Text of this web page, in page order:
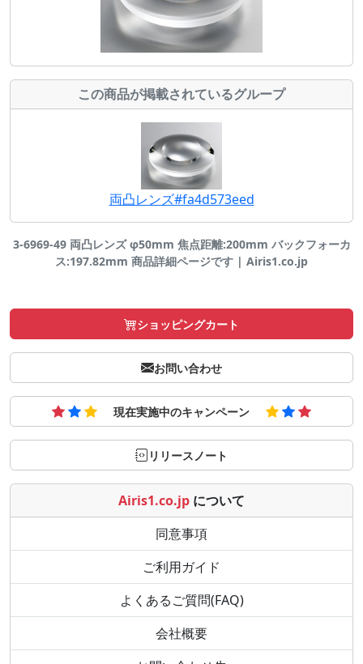
この商品が掲載されているグループ
両凸レンズ#fa4d573eed
3-6969-49 両凸レンズ φ50mm 焦点距離:200mm バックフォーカ
ス:197.82mm 商品詳細ページです | Airis1.co.jp
ショッピングカート
お問い合わせ
現在実施中のキャンペーン
リリースノート
Airis1.co.jp について
同意事項
ご利用ガイド
よくあるご質問(FAQ)
会社概要